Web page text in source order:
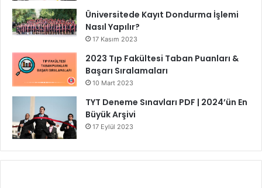
Üniversitede Kayıt Dondurma İşlemi
Nasıl Yapılır?
17 Kasım 2023
2023 Tıp Fakültesi Taban Puanları &
Başarı Sıralamaları
10 Mart 2023
TYT Deneme Sınavları PDF | 2024’ün En
Büyük Arşivi
17 Eylül 2023